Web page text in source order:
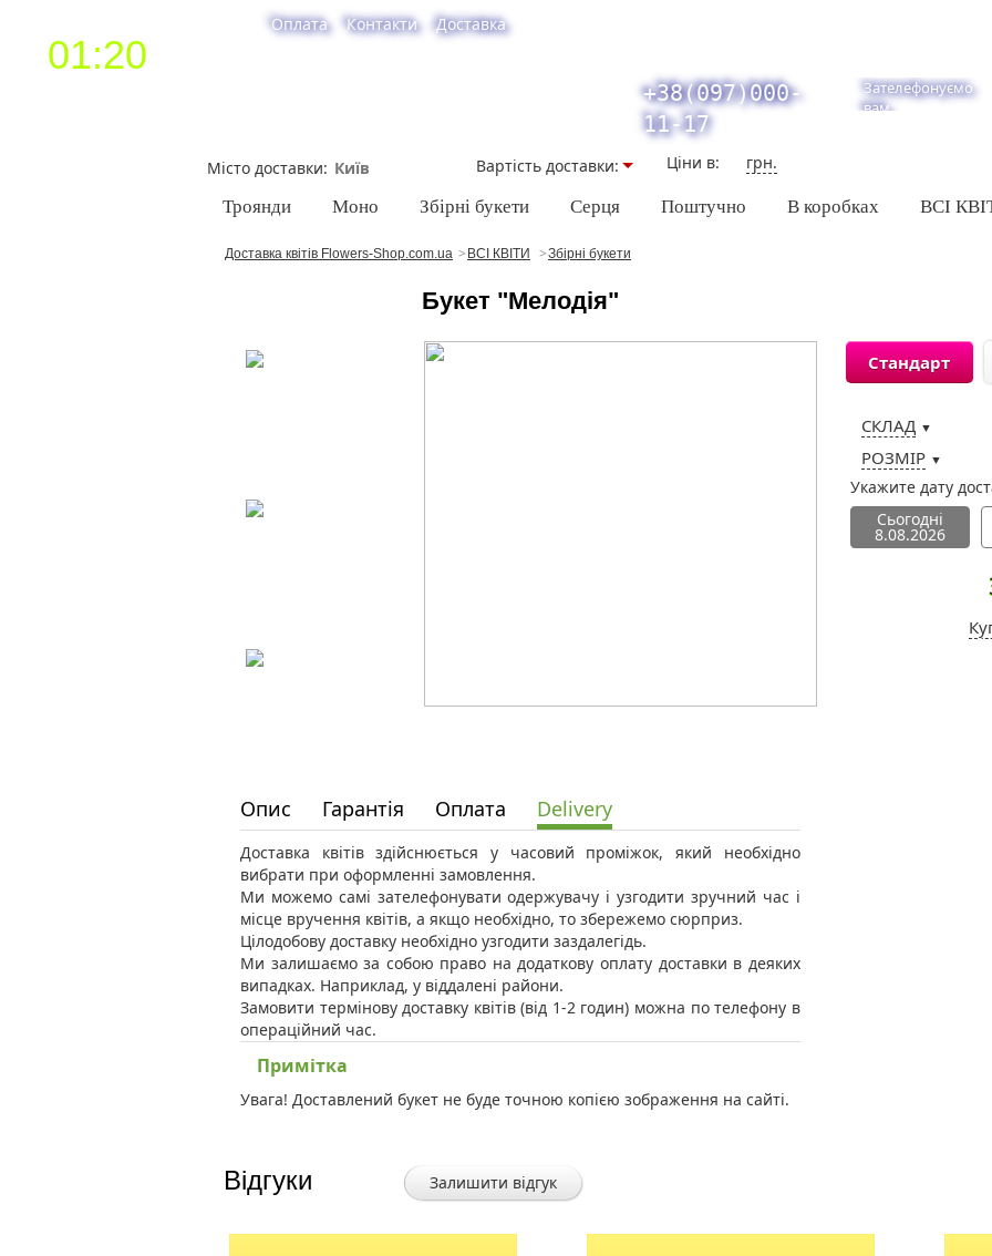
01:20
Оплата Контакти Доставка
+38(097)000-
11-17
Зателефонуємо
вам
Місто доставки Вартiсть доставки: Ціни в: грн.
Троянди Моно Збірні букети Серця Поштучно В коробках ВСІ
Доставка квітів Flowers-Shop.com.ua ВСІ КВІТИ Збірні букети
Букет "Мелодія"
Опис Гарантія Оплата Delivery
Доставка квітів здійснюється у часовий проміжок, який необхідно
вибрати при оформленні замовлення.
Ми можемо самі зателефонувати одержувачу і узгодити зручний час і
місце вручення квітів, а якщо необхідно, то збережемо сюрприз.
Цілодобову доставку необхідно узгодити заздалегідь.
Ми залишаємо за собою право на додаткову оплату доставки в деяких
випадках. Наприклад, у віддалені райони.
Замовити термінову доставку квітів (від 1-2 годин) можна по телефону в
операційний час.
Примітка
Увага! Доставлений букет не буде точною копією зображення на сайті.
Стандарт
СКЛАД ▼
РОЗМІР ▼
Укажите дату
Сьогодні
8.08.2026
Відгуки Залишити відгук